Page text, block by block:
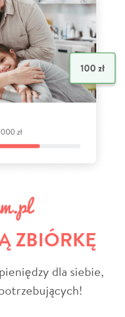
ZBIÓRKĘ
pieniędzy dla siebie,